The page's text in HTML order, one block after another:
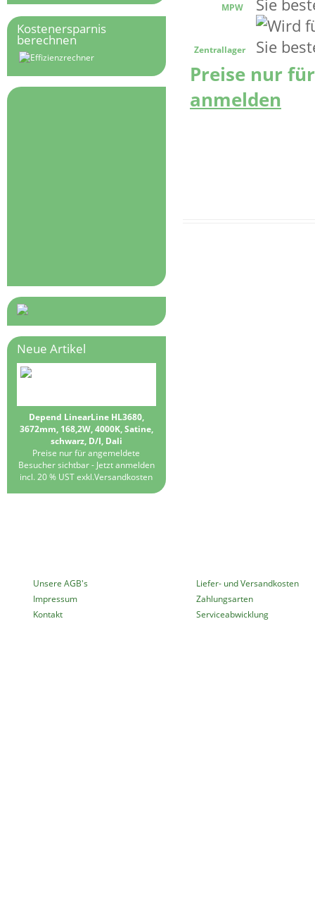
MPW
Zentrallager
Preise nur
anmelden
Kostenersparnis
berechnen
Neue Artikel
Depend LinearLine HL3680,
3672mm, 168,2W, 4000K, Satine,
schwarz, D/I, Dali
Preise nur für angemeldete
Besucher sichtbar - Jetzt anmelden
incl. 20 % UST exkl.Versandkosten
Unsere AGB's
Impressum
Kontakt
Liefer- und Versandkosten
Zahlungsarten
Serviceabwicklung